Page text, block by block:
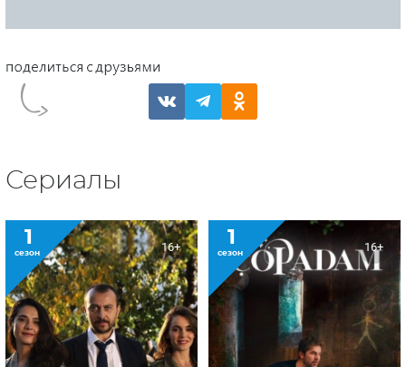
Сериалы
1
сезон 16+ 1
сезон 16+